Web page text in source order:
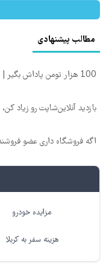
مطالب پیشنهادی
100 هزار تومن پاداش بگیر | ثبت نام کن
بازدید آنلاین‌شاپت رو زیاد کن،
اگه فروشگاه داری عضو
مزایده خودرو
هزینه سفر به کربلا